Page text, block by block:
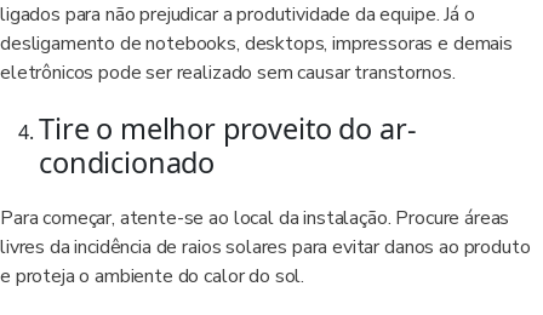
ligados para não prejudicar a produtividade da equipe. Já o
desligamento de notebooks, desktops, impressoras e demais
eletrônicos pode ser realizado sem causar transtornos.
Tire o melhor proveito do ar-
condicionado
Para começar, atente-se ao local da instalação. Procure áreas
livres da incidência de raios solares para evitar danos ao produto
e proteja o ambiente do calor do sol.